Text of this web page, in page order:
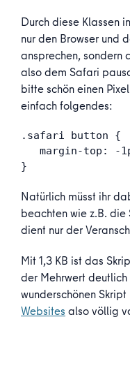
Durch diese Klassen
nur den Browser und
ansprechen, sondern
also dem Safari
bitte schön einen
einfach folgendes:
.safari button {
margin-top: -
}
Natürlich müsst ihr
beachten wie z.B.
dient nur der
Mit 1,3 KB ist das
der Mehrwert
wunderschönen
Websites also völlig